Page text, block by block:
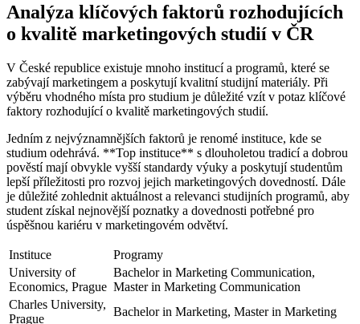
Analýza klíčových faktorů rozhodujících
o kvalitě marketingových studií v ČR
V České republice existuje mnoho institucí a programů, které se
zabývají marketingem a poskytují kvalitní studijní materiály. Při
výběru vhodného místa pro studium je důležité vzít v potaz klíčové
faktory rozhodující o kvalitě marketingových studií.
Jedním z nejvýznamnějších faktorů je renomé instituce, kde se
studium odehrává. **Top instituce** s dlouholetou tradicí a dobrou
pověstí mají obvykle vyšší standardy výuky a poskytují studentům
lepší příležitosti pro rozvoj jejich marketingových dovedností. Dále
je důležité zohlednit aktuálnost a relevanci studijních programů, aby
student získal nejnovější poznatky a dovednosti potřebné pro
úspěšnou kariéru v marketingovém odvětví.
Instituce
Programy
University of
Economics, Prague
Bachelor in Marketing Communication,
Master in Marketing Communication
Charles University,
Prague
Bachelor in Marketing, Master in Marketing